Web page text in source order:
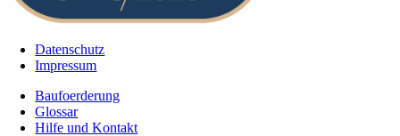
Datenschutz
Impressum
Baufoerderung
Glossar
Hilfe und Kontakt